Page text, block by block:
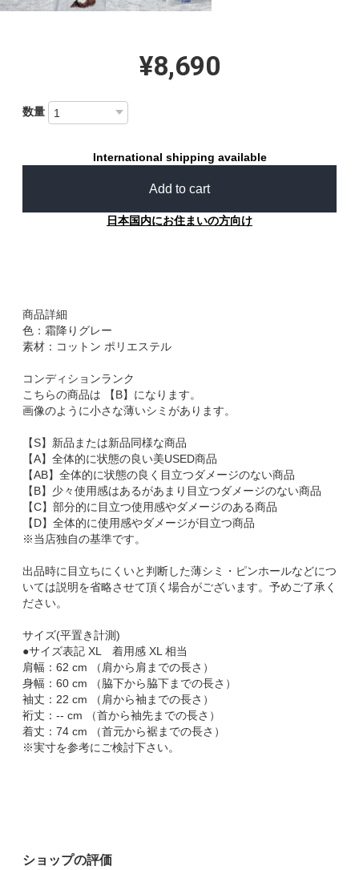
¥8,690
数量
International shipping available
Add to cart
日本国内にお住まいの方向け
商品詳細
色：霜降りグレー
素材：コットン ポリエステル
コンディションランク
こちらの商品は 【B】になります。
画像のように小さな薄いシミがあります。
【S】新品または新品同様な商品
【A】全体的に状態の良い美USED商品
【AB】全体的に状態の良く目立つダメージのない商品
【B】少々使用感はあるがあまり目立つダメージのない商品
【C】部分的に目立つ使用感やダメージのある商品
【D】全体的に使用感やダメージが目立つ商品
※当店独自の基準です。
出品時に目立ちにくいと判断した薄シミ・ピンホールなどにつ
いては説明を省略させて頂く場合がございます。予めご了承く
ださい。
サイズ(平置き計測)
●サイズ表記 XL 着用感 XL 相当
肩幅：62 cm （肩から肩までの長さ）
身幅：60 cm （脇下から脇下までの長さ）
袖丈：22 cm （肩から袖までの長さ）
裄丈：-- cm （首から袖先までの長さ）
着丈：74 cm （首元から裾までの長さ）
※実寸を参考にご検討下さい。
ショップの評価